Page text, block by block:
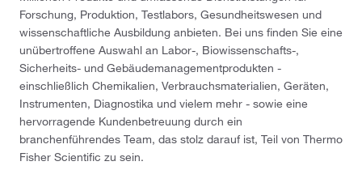
Forschung, Produktion, Testlabors, Gesundheitswesen und
wissenschaftliche Ausbildung anbieten. Bei uns finden Sie eine
unübertroffene Auswahl an Labor-, Biowissenschafts-,
Sicherheits- und Gebäudemanagementprodukten -
einschließlich Chemikalien, Verbrauchsmaterialien, Geräten,
Instrumenten, Diagnostika und vielem mehr - sowie eine
hervorragende Kundenbetreuung durch ein
branchenführendes Team, das stolz darauf ist, Teil von Thermo
Fisher Scientific zu sein.